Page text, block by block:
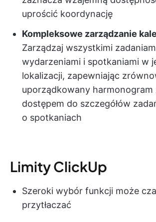
uprościć koordynację
Kompleksowe zarządzanie
Zarządzaj wszystkimi
wydarzeniami i spotkaniami w
lokalizacji, zapewniając
uporządkowany harmonogram
dostępem do szczegółów
o spotkaniach
Limity ClickUp
Szeroki wybór funkcji może
przytłaczać